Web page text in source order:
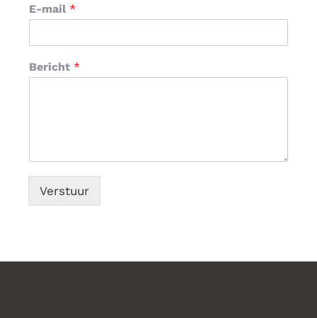
E-mail *
Bericht *
Verstuur